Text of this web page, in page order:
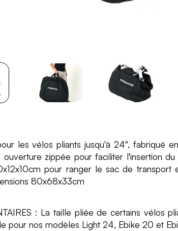
les vélos pliants jusqu'à 24", fabriqué
zippée pour faciliter l'insertion
pour ranger le sac de
80x68x33cm
: La taille pliée de certains
pour nos modèles Light 24, Ebike 20 et